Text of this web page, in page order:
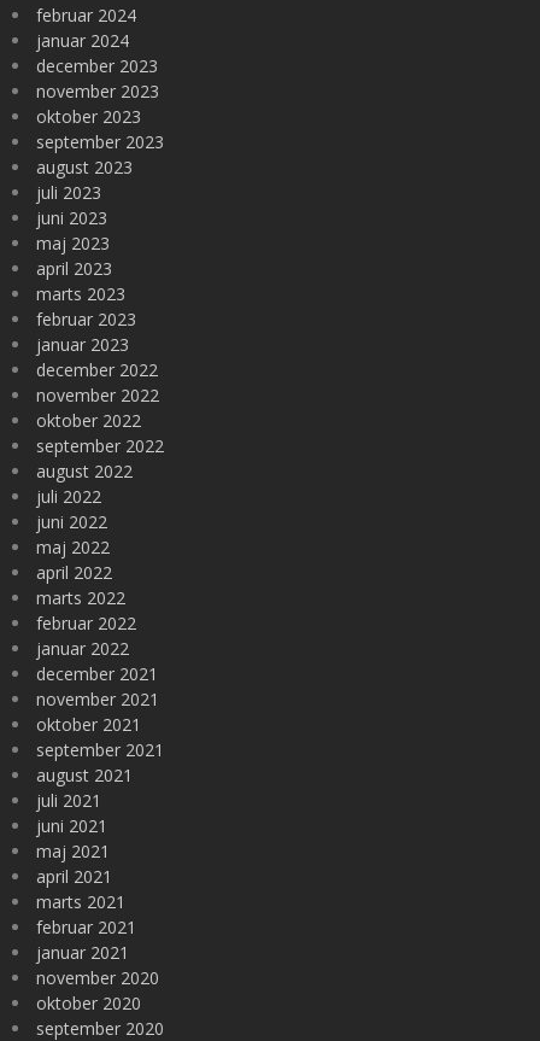
februar 2024
januar 2024
december 2023
november 2023
oktober 2023
september 2023
august 2023
juli 2023
juni 2023
maj 2023
april 2023
marts 2023
februar 2023
januar 2023
december 2022
november 2022
oktober 2022
september 2022
august 2022
juli 2022
juni 2022
maj 2022
april 2022
marts 2022
februar 2022
januar 2022
december 2021
november 2021
oktober 2021
september 2021
august 2021
juli 2021
juni 2021
maj 2021
april 2021
marts 2021
februar 2021
januar 2021
november 2020
oktober 2020
september 2020